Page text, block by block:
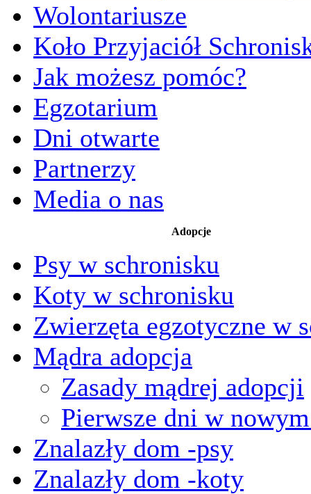
Wolontariusze
Koło Przyjaciół
Jak możesz pomóc?
Egzotarium
Dni otwarte
Partnerzy
Media o nas
Adopcje
Psy w schronisku
Koty w schronisku
Zwierzęta egzotyczne w
Mądra adopcja
Zasady mądrej adopcji
Pierwsze dni w
Znalazły dom -psy
Znalazły dom -koty